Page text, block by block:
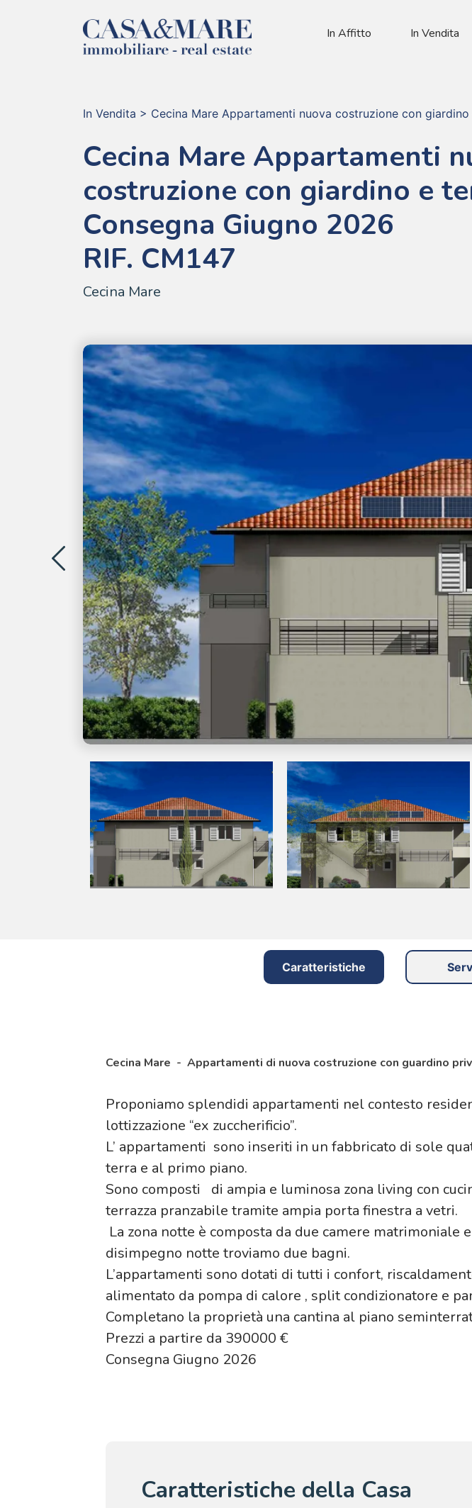
In Affitto In Vendita
In Vendita > Cecina Mare Appartamenti nuova costruzione con
Cecina Mare Appartamenti
costruzione con giardino e
Consegna Giugno 2026
RIF. CM147
Cecina Mare
Caratteristiche
Cecina Mare - Appartamenti di nuova costruzione con guardino
Proponiamo splendidi appartamenti nel contesto
lottizzazione “ex zuccherificio”.
L’ appartamenti sono inseriti in un fabbricato di sole
terra e al primo piano.
Sono composti di ampia e luminosa zona living con
terrazza pranzabile tramite ampia porta finestra a vetri.
La zona notte è composta da due camere matrimoniale
disimpegno notte troviamo due bagni.
L’appartamenti sono dotati di tutti i confort,
alimentato da pompa di calore , split condizionatore e
Completano la proprietà una cantina al piano
Prezzi a partire da 390000 €
Consegna Giugno 2026
Caratteristiche della Casa